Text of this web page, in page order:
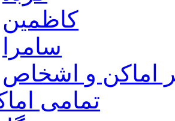
كاظمين
سامرا
اماكن و اشخاص
تمامی